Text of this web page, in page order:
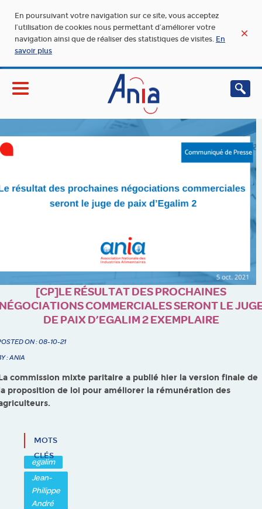
En poursuivant votre navigation sur ce site, vous acceptez
l’utilisation de cookies nous permettant d’améliorer votre
navigation ainsi que de réaliser des statistiques de visites. En
savoir plus
[CP]LE RÉSULTAT DES PROCHAINES
COMMERCIALES SERONT LE
DE PAIX D’EGALIM 2 EXEMPLAIRE
ON : 08-10-21
: ANIA
commission mixte paritaire a publié hier la version finale de
proposition de loi pour améliorer la rémunération des
MOTS
CLÉS
egalim
Jean-
Philippe
André